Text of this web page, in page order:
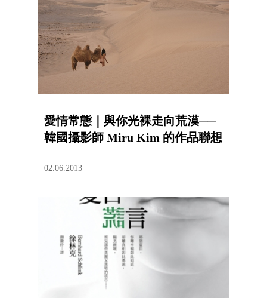
愛情常態｜與你光裸走向荒漠──
韓國攝影師 Miru Kim 的作品聯想
02.06.2013